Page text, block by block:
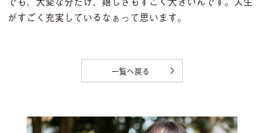
がすごく充実しているなぁって思います。
一覧へ戻る